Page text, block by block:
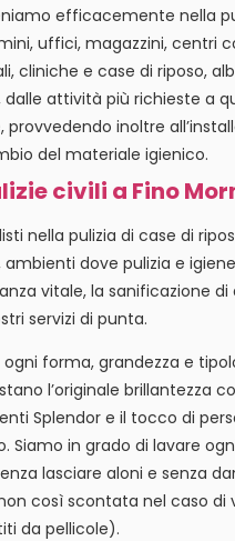
efficacemente nella
uffici, magazzini, centri
cliniche e case di riposo,
dalle attività più richieste a
provvedendo inoltre
del materiale igienico.
civili a Fino
nella pulizia di case di
ambienti dove pulizia e
vitale, la sanificazione
servizi di punta.
ogni forma, grandezza e
l’originale brillantezza
Splendor e il tocco di
Siamo in grado di lavare
lasciare aloni e senza
così scontata nel caso di
da pellicole).